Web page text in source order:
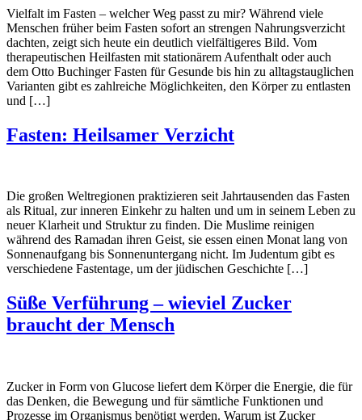
Vielfalt im Fasten – welcher Weg passt zu mir? Während viele
Menschen früher beim Fasten sofort an strengen Nahrungsverzicht
dachten, zeigt sich heute ein deutlich vielfältigeres Bild. Vom
therapeutischen Heilfasten mit stationärem Aufenthalt oder auch
dem Otto Buchinger Fasten für Gesunde bis hin zu alltagstauglichen
Varianten gibt es zahlreiche Möglichkeiten, den Körper zu entlasten
und […]
Fasten: Heilsamer Verzicht
Die großen Weltregionen praktizieren seit Jahrtausenden das Fasten
als Ritual, zur inneren Einkehr zu halten und um in seinem Leben zu
neuer Klarheit und Struktur zu finden. Die Muslime reinigen
während des Ramadan ihren Geist, sie essen einen Monat lang von
Sonnenaufgang bis Sonnenuntergang nicht. Im Judentum gibt es
verschiedene Fastentage, um der jüdischen Geschichte […]
Süße Verführung – wieviel Zucker
braucht der Mensch
Zucker in Form von Glucose liefert dem Körper die Energie, die für
das Denken, die Bewegung und für sämtliche Funktionen und
Prozesse im Organismus benötigt werden. Warum ist Zucker